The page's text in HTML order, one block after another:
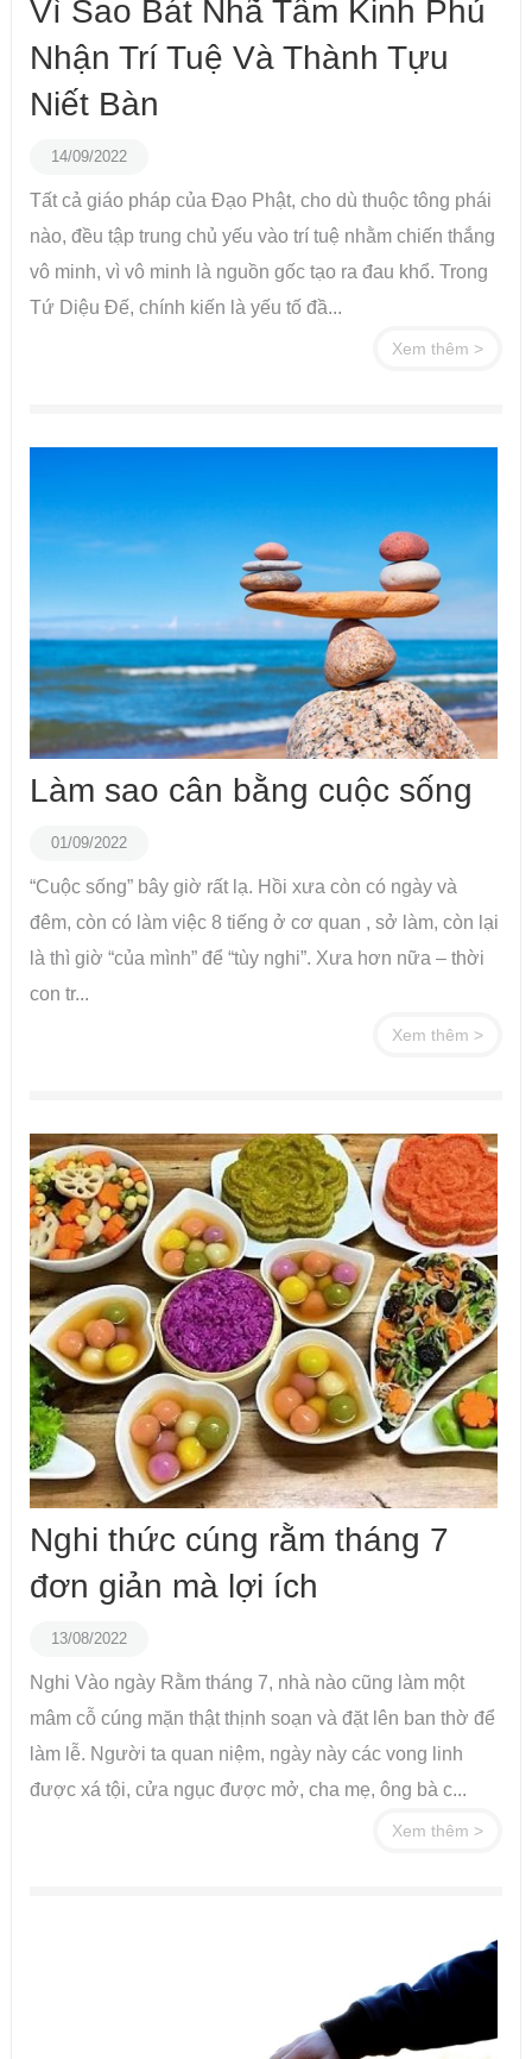
Vì Sao Bát Nhã Tâm Kinh Phủ
Nhận Trí Tuệ Và Thành Tựu
Niết Bàn
14/09/2022
Tất cả giáo pháp của Đạo Phật, cho dù thuộc tông phái
nào, đều tập trung chủ yếu vào trí tuệ nhằm chiến thắng
vô minh, vì vô minh là nguồn gốc tạo ra đau khổ. Trong
Tứ Diệu Đế, chính kiến là yếu tố đầ...
Xem thêm >
Làm sao cân bằng cuộc sống
01/09/2022
“Cuộc sống” bây giờ rất lạ. Hồi xưa còn có ngày và
đêm, còn có làm việc 8 tiếng ở cơ quan , sở làm, còn lại
là thì giờ “của mình” để “tùy nghi”. Xưa hơn nữa – thời
con tr...
Xem thêm >
Nghi thức cúng rằm tháng 7
đơn giản mà lợi ích
13/08/2022
Nghi Vào ngày Rằm tháng 7, nhà nào cũng làm một
mâm cỗ cúng mặn thật thịnh soạn và đặt lên ban thờ để
làm lễ. Người ta quan niệm, ngày này các vong linh
được xá tội, cửa ngục được mở, cha mẹ, ông bà c...
Xem thêm >